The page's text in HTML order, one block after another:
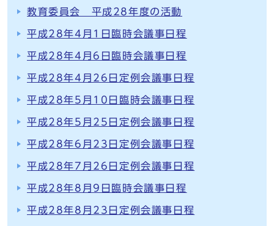
教育委員会 平成28年度の活動
平成28年4月1日臨時会議事日程
平成28年4月6日臨時会議事日程
平成28年4月26日定例会議事日程
平成28年5月10日臨時会議事日程
平成28年5月25日定例会議事日程
平成28年6月23日定例会議事日程
平成28年7月26日定例会議事日程
平成28年8月9日臨時会議事日程
平成28年8月23日定例会議事日程